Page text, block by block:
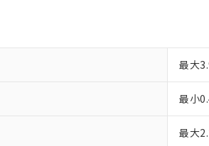
最大
最小
最大